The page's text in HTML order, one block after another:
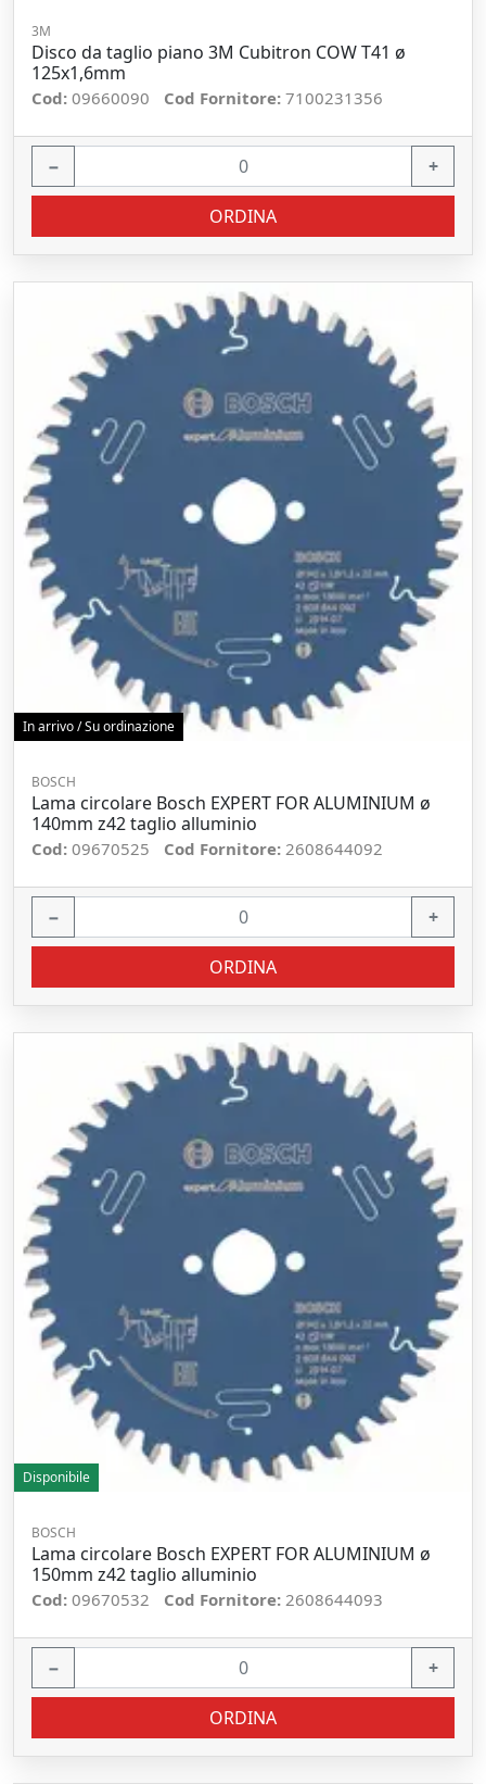
3M
Disco da taglio piano 3M Cubitron COW T41 ø
125x1,6mm
Cod: 09660090 Cod Fornitore: 7100231356
− +
ORDINA
In arrivo / Su ordinazione
BOSCH
Lama circolare Bosch EXPERT FOR ALUMINIUM ø
140mm z42 taglio alluminio
Cod: 09670525 Cod Fornitore: 2608644092
− +
ORDINA
Disponibile
BOSCH
Lama circolare Bosch EXPERT FOR ALUMINIUM ø
150mm z42 taglio alluminio
Cod: 09670532 Cod Fornitore: 2608644093
− +
ORDINA